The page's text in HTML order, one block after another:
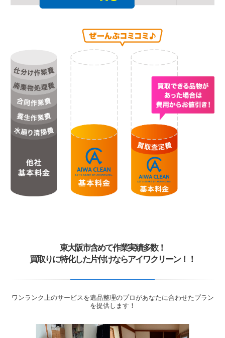
東大阪市含めて作業実績多数！
買取りに特化した片付けならアイワクリーン！！
ワンランク上のサービスを遺品整理のプロがあなたに合わせたプラン
を提供します！